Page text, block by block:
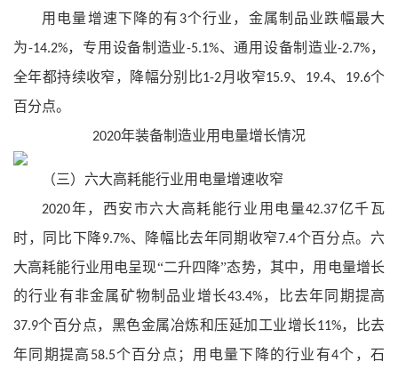
用电量增速下降的有 3个行业，金属制品业跌幅最大
为-14.2%，专用设备制造业-5.1%、通用设备制造业-2.7%，
全年都持续收窄，降幅分别比1-2月收窄15.9、 19.4、 19.6个
百分点。
2020年装备制造业用电量增长情况
（三）六大高耗能行业用电量增速收窄
2020年，西安市六大高耗能行业用电量42.37亿千瓦
时，同比下降9.7%、降幅比去年同期收窄7.4个百分点。六
大高耗能行业用电呈现“二升四降”态势，其中，用电量增长
的行业有非金属矿物制品业增长43.4%，比去年同期提高
37.9个百分点，黑色金属冶炼和压延加工业增长11%，比去
年同期提高 58.5个百分点；用电量下降的行业有4个，石